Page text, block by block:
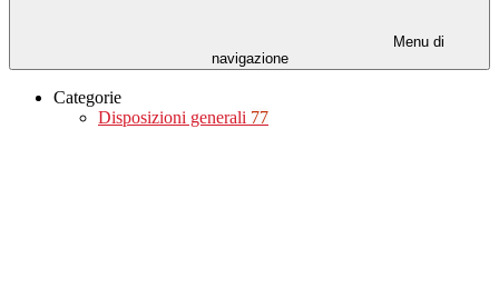
Menu di
navigazione
Categorie
Disposizioni generali 77